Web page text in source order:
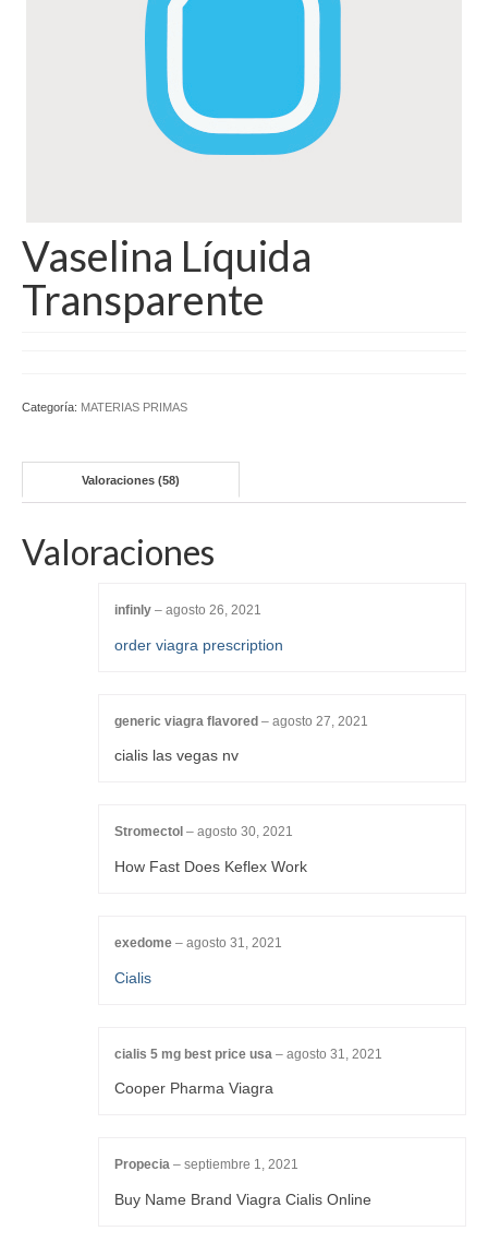
Vaselina Líquida
Transparente
Categoría: MATERIAS PRIMAS
Valoraciones (58)
Valoraciones
infinly – agosto 26, 2021
order viagra prescription
generic viagra flavored – agosto 27, 2021
cialis las vegas nv
Stromectol – agosto 30, 2021
How Fast Does Keflex Work
exedome – agosto 31, 2021
Cialis
cialis 5 mg best price usa – agosto 31, 2021
Cooper Pharma Viagra
Propecia – septiembre 1, 2021
Buy Name Brand Viagra Cialis Online